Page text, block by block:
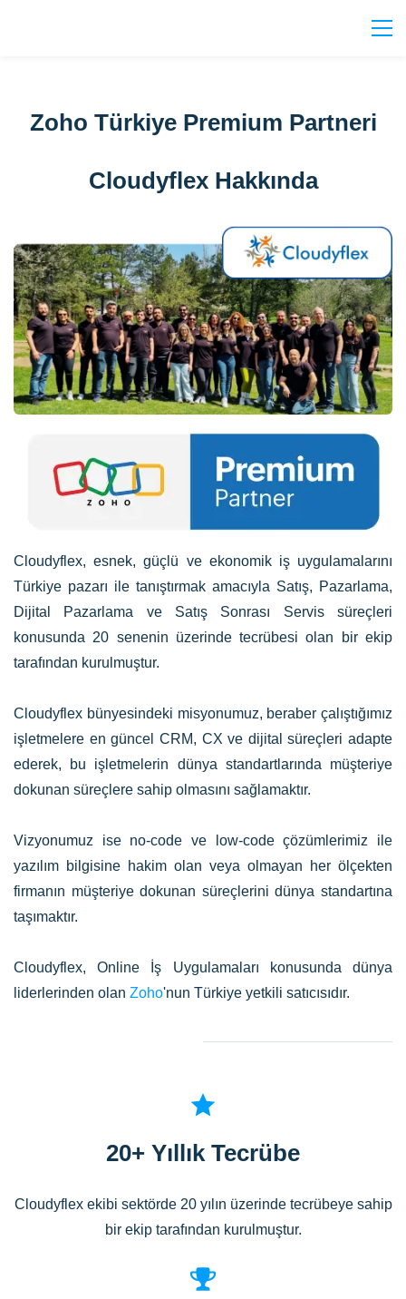
Zoho Türkiye Premium Partneri
Cloudyflex Hakkında
Cloudyflex, esnek, güçlü ve ekonomik iş uygulamalarını
Türkiye pazarı ile tanıştırmak amacıyla Satış, Pazarlama,
Dijital Pazarlama ve Satış Sonrası Servis süreçleri
konusunda 20 senenin üzerinde tecrübesi olan bir ekip
tarafından kurulmuştur.
Cloudyflex bünyesindeki misyonumuz, beraber çalıştığımız
işletmelere en güncel CRM, CX ve dijital süreçleri adapte
ederek, bu işletmelerin dünya standartlarında müşteriye
dokunan süreçlere sahip olmasını sağlamaktır.
Vizyonumuz ise no-code ve low-code çözümlerimiz ile
yazılım bilgisine hakim olan veya olmayan her ölçekten
firmanın müşteriye dokunan süreçlerini dünya standartına
taşımaktır.
Cloudyflex, Online İş Uygulamaları konusunda dünya
liderlerinden olan Zoho'nun Türkiye yetkili satıcısıdır.
20+ Yıllık Tecrübe
Cloudyflex ekibi sektörde 20 yılın üzerinde tecrübeye sahip
bir ekip tarafından kurulmuştur.